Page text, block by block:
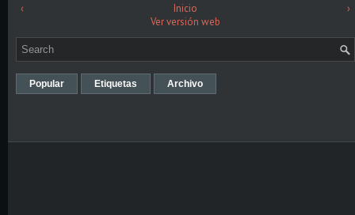
‹ ›
Inicio
Ver versión web
Popular Etiquetas Archivo